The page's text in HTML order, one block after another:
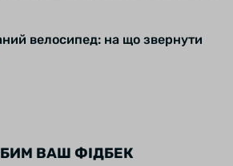
велосипед: на що звернути
ВАШ ФІДБЕК